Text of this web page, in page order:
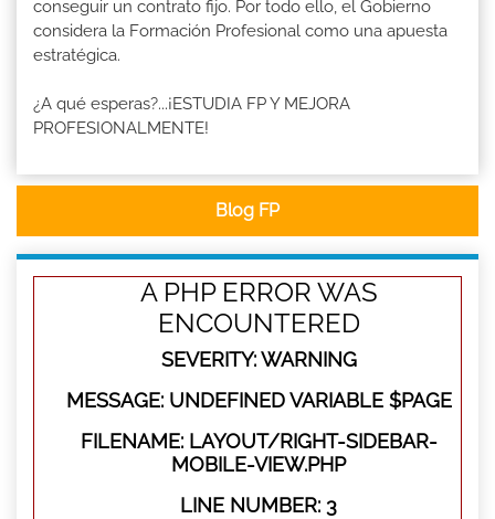
conseguir un contrato fijo. Por todo ello, el Gobierno
considera la Formación Profesional como una apuesta
estratégica.
¿A qué esperas?...¡ESTUDIA FP Y MEJORA
PROFESIONALMENTE!
Blog FP
A PHP ERROR WAS
ENCOUNTERED
SEVERITY: WARNING
MESSAGE: UNDEFINED VARIABLE $PAGE
FILENAME: LAYOUT/RIGHT-SIDEBAR-
MOBILE-VIEW.PHP
LINE NUMBER: 3